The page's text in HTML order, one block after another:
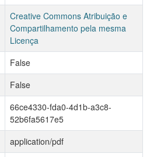
Creative Commons Atribuição e
Compartilhamento pela mesma
Licença
False
False
66ce4330-fda0-4d1b-a3c8-
52b6fa5617e5
application/pdf